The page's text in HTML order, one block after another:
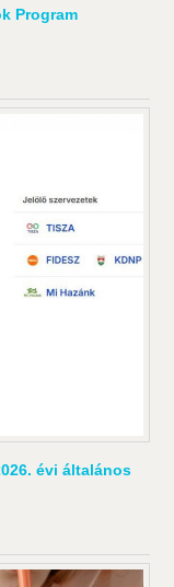
Program
évi általános